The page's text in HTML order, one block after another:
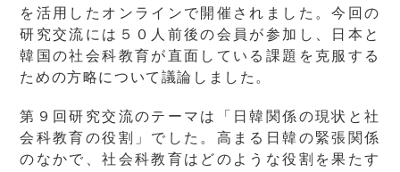
を活用したオンラインで開催されました。今回の
研究交流には５０人前後の会員が参加し、日本と
韓国の社会科教育が直面している課題を克服する
ための方略について議論しました。
第９回研究交流のテーマは「日韓関係の現状と社
会科教育の役割」でした。高まる日韓の緊張関係
のなかで、社会科教育はどのような役割を果たす